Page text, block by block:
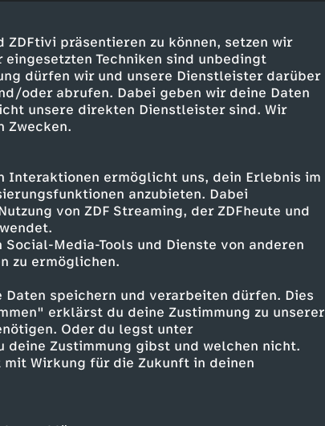
ZDFtivi präsentieren zu können, setzen wir
Techniken sind unbedingt
dürfen wir und unsere Dienstleister darüber
oder abrufen. Dabei geben wir deine Daten
unsere direkten Dienstleister sind. Wir
Zwecken.
Interaktionen ermöglicht uns, dein Erlebnis im
anzubieten. Dabei
von ZDF Streaming, der ZDFheute und
Social-Media-Tools und Dienste von anderen
zu ermöglichen.
speichern und verarbeiten dürfen. Dies
erklärst du deine Zustimmung zu unserer
Oder du legst unter
Zustimmung gibst und welchen nicht.
Wirkung für die Zukunft in deinen
vor ort